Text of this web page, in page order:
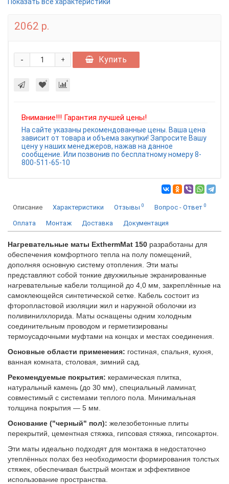
2062 р.
+
- Купить
Внимание!!! Гарантия лучшей цены!
На сайте указаны рекомендованные цены. Ваша цена
зависит от товара и объема закупки! Запросите Вашу
цену у наших менеджеров, нажав на данное
сообщение. Или позвонив по бесплатному номеру 8-
800-511-65-10
Описание Характеристики Отзывы 0 Вопрос - Ответ 0
Оплата Монтаж Доставка Документация
Нагревательные маты ExthermMat 150 разработаны для
обеспечения комфортного тепла на полу помещений,
дополняя основную систему отопления. Эти маты
представляют собой тонкие двухжильные экранированные
нагревательные кабели толщиной до 4,0 мм, закреплённые на
самоклеющейся синтетической сетке. Кабель состоит из
фторопластовой изоляции жил и наружной оболочки из
поливинилхлорида. Маты оснащены одним холодным
соединительным проводом и герметизированы
термоусадочными муфтами на концах и местах соединения.
Основные области применения: гостиная, спальня, кухня,
ванная комната, столовая, зимний сад.
Рекомендуемые покрытия: керамическая плитка,
натуральный камень (до 30 мм), специальный ламинат,
совместимый с системами теплого пола. Минимальная
толщина покрытия — 5 мм.
Основание ("черный" пол): железобетонные плиты
перекрытий, цементная стяжка, гипсовая стяжка, гипсокартон.
Эти маты идеально подходят для монтажа в недостаточно
утеплённых полах без необходимости формирования толстых
стяжек, обеспечивая быстрый монтаж и эффективное
использование пространства.